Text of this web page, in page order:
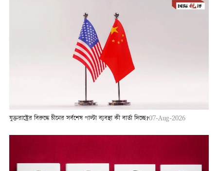
যুক্তরাষ্ট্রের বিরুদ্ধে চীনের সর্বশেষ পাল্টা ব্যবস্থা কী বার্তা দিচ্ছে?07-Aug-2026